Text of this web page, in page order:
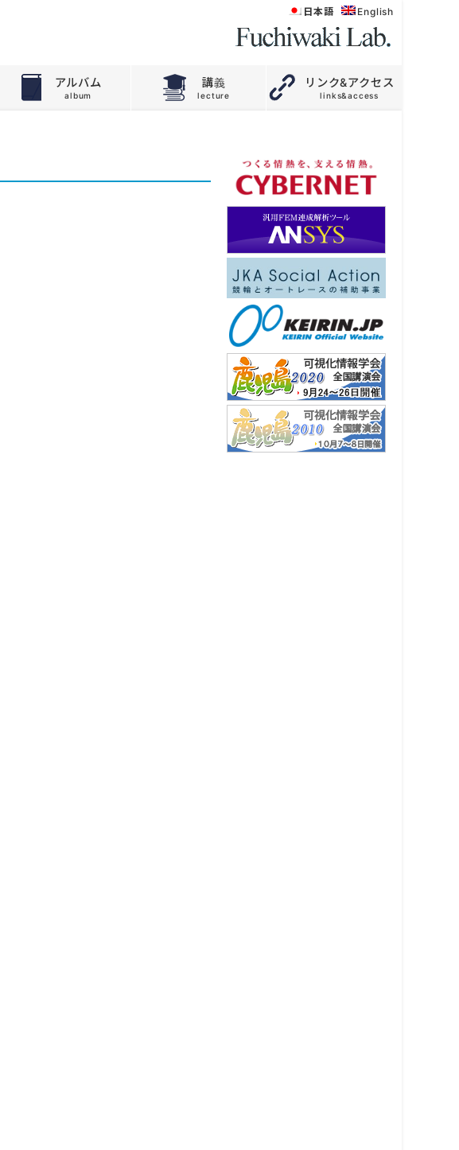
日本語 English
アルバム 講義 リンク&アクセス